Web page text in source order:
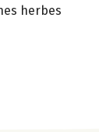
herbes